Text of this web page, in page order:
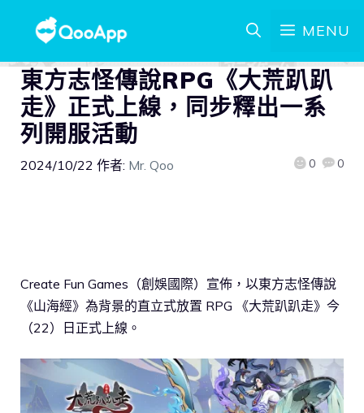
MENU
東方志怪傳說RPG《大荒趴趴
走》正式上線，同步釋出一系
列開服活動
2024/10/22 作者: Mr. Qoo 0 0
Create Fun Games（創娛國際）宣佈，以東方志怪傳說
《山海經》為背景的直立式放置 RPG 《大荒趴趴走》今
（22）日正式上線。